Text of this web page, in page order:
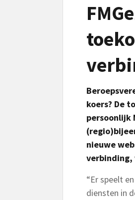
koers? De
persoonlijk
nieuwe
verbinding,
“Er speelt
diensten in